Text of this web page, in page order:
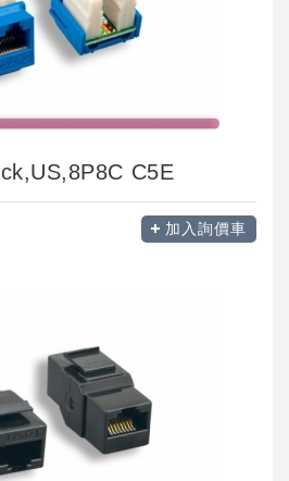
C5E
加入詢價車